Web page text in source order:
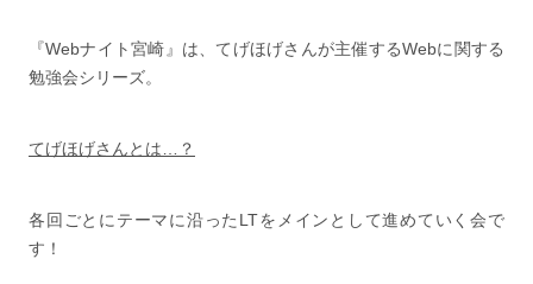
『Webナイト宮崎』は、てげほげさんが主催するWebに関する
勉強会シリーズ。
てげほげさんとは…？
各回ごとにテーマに沿ったLTをメインとして進めていく会で
す！